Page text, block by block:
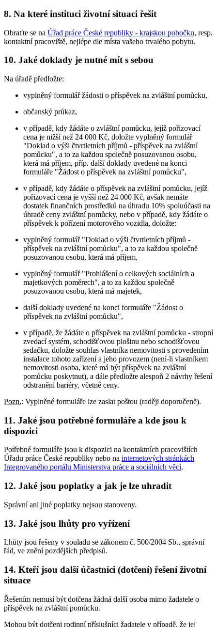
8. Na které instituci životní situaci řešit
Obraťte se na Úřad práce České republiky - krajskou pobočku, resp.
kontaktní pracoviště, nejlépe dle místa vašeho trvalého pobytu.
10. Jaké doklady je nutné mít s sebou
Na úřadě předložte:
vyplněný formulář žádosti o příspěvek na zvláštní pomůcku,
občanský průkaz,
v případě, kdy žádáte o zvláštní pomůcku, jejíž pořizovací
cena je nižší než 24 000 Kč, doložte vyplněný formulář
"Doklad o výši čtvrtletních příjmů - příspěvek na zvláštní
pomůcku", a to za každou společně posuzovanou osobu,
která má příjem, příp. další doklady uvedené na konci
formuláře "Žádost o příspěvek na zvláštní pomůcku",
v případě, kdy žádáte o příspěvek na zvláštní pomůcku, jejíž
pořizovací cena je vyšší než 24 000 Kč, avšak nemáte
dostatek finančních prostředků na úhradu 10% spoluúčasti na
úhradě ceny zvláštní pomůcky, nebo v případě, kdy žádáte o
příspěvek k pořízení motorového vozidla, doložte:
vyplněný formulář "Doklad o výši čtvrtletních příjmů -
příspěvek na zvláštní pomůcku", a to za každou společně
posuzovanou osobu, která má příjem,
vyplněný formulář "Prohlášení o celkových sociálních a
majetkových poměrech", a to za každou společně
posuzovanou osobu, která má majetek,
další doklady uvedené na konci formuláře "Žádost o
příspěvek na zvláštní pomůcku",
v případě, že žádáte o příspěvek na zvláštní pomůcku - stropní
zvedací systém, schodišťovou plošinu nebo schodišťovou
sedačku, doložte souhlas vlastníka nemovitosti s provedením
instalace tohoto zařízení a jeho provozem (není-li vlastníkem
nemovitosti osoba, které má být příspěvek na zvláštní
pomůcku poskytnut), a dále předložte alespoň 2 návrhy řešení
odstranění bariéry, včetně ceny.
Pozn.: Vyplněné formuláře lze zaslat poštou (raději doporučeně).
11. Jaké jsou potřebné formuláře a kde jsou k
dispozici
Potřebné formuláře jsou k dispozici na kontaktních pracovištích
Úřadu práce České republiky nebo na internetových stránkách
Integrovaného portálu Ministerstva práce a sociálních věcí.
12. Jaké jsou poplatky a jak je lze uhradit
Správní ani jiné poplatky nejsou stanoveny.
13. Jaké jsou lhůty pro vyřízení
Lhůty jsou řešeny v souladu se zákonem č. 500/2004 Sb., správní
řád, ve znění pozdějších předpisů.
14. Kteří jsou další účastníci (dotčení) řešení životní
situace
Řešením nemusí být dotčena žádná další osoba mimo žadatele o
příspěvek na zvláštní pomůcku.
Mohou být dotčeni rodinní příslušníci žadatele v případě, že jej